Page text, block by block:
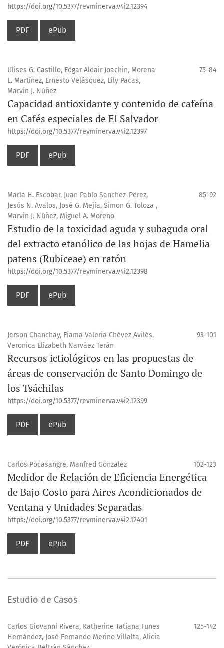
https://doi.org/10.5377/revminerva.v4i2.12394
PDF ePub
Ulises G. Castillo, Edgar Aldair Joachin, Morena
L. Martínez, Ernesto Velásquez, Lily Pacas,
Marvin J. Núñez
75-84
Capacidad antioxidante y contenido de cafeína
en Cafés especiales de El Salvador
https://doi.org/10.5377/revminerva.v4i2.12397
PDF ePub
María H. Escobar, Juan Pablo Sanchez-Perez,
Jesús N. Avalos, José G. Mejía, Simon G. Toloza ,
Marvin J. Núñez, Miguel A. Moreno
85-92
Estudio de la toxicidad aguda y subaguda oral
del extracto etanólico de las hojas de Hamelia
patens (Rubiceae) en ratón
https://doi.org/10.5377/revminerva.v4i2.12398
PDF ePub
Jerson Chanchay, Fiama Valeria Chévez Avilés,
Veronica Elizabeth Narváez Terán
93-101
Recursos ictiológicos en las propuestas de
áreas de conservación de Santo Domingo de
los Tsáchilas
https://doi.org/10.5377/revminerva.v4i2.12399
PDF ePub
Carlos Pocasangre, Manfred Gonzalez 102-123
Medidor de Relación de Eficiencia Energética
de Bajo Costo para Aires Acondicionados de
Ventana y Unidades Separadas
https://doi.org/10.5377/revminerva.v4i2.12401
PDF ePub
Estudio de Casos
Carlos Giovanni Rivera, Katherine Tatiana Funes
Hernández, José Fernando Merino Villalta, Alicia
125-142